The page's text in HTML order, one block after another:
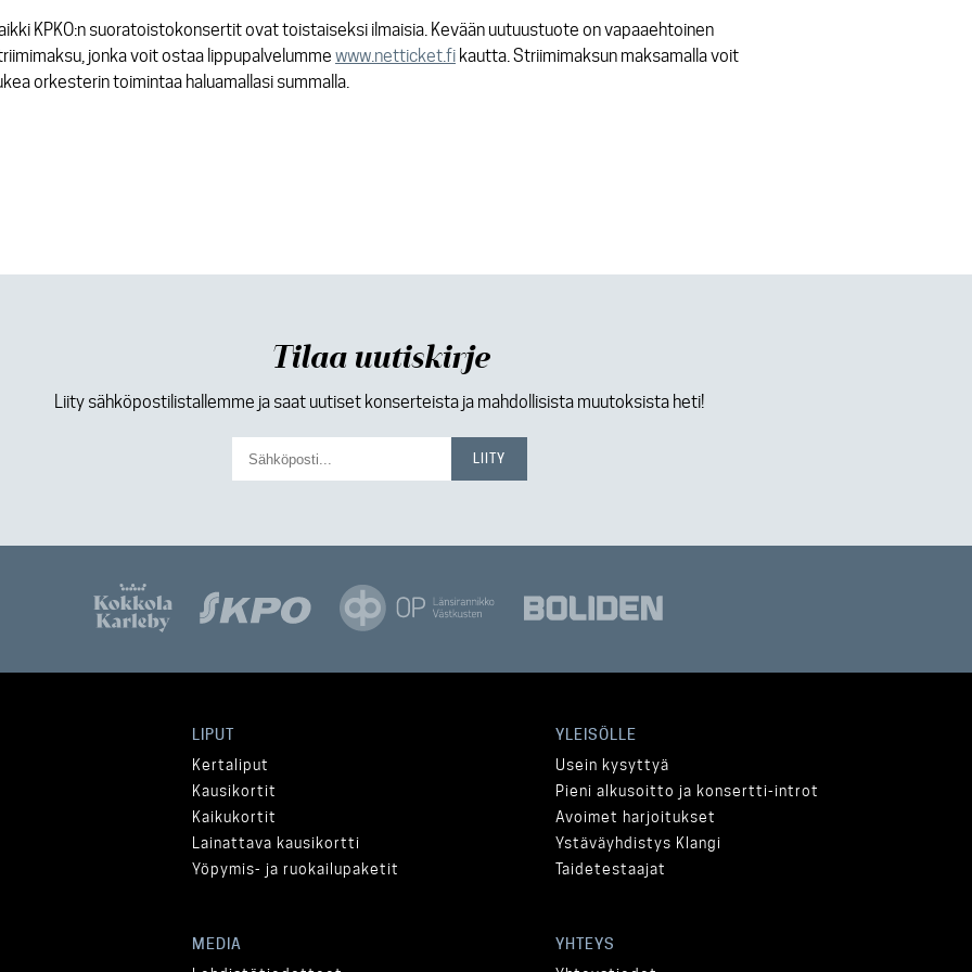
KPKO:n suoratoistokonsertit ovat toistaiseksi ilmaisia. Kevään uutuustuote on vapaaehtoinen
jonka voit ostaa lippupalvelumme www.netticket.fi kautta. Striimimaksun maksamalla voit
orkesterin toimintaa haluamallasi summalla.
Tilaa uutiskirje
Liity sähköpostilistallemme ja saat uutiset konserteista ja mahdollisista muutoksista heti!
LIPUT
Kertaliput
Kausikortit
Kaikukortit
Lainattava kausikortti
Yöpymis- ja ruokailupaketit
YLEISÖLLE
Usein kysyttyä
Pieni alkusoitto ja konsertti-introt
Avoimet harjoitukset
Ystäväyhdistys Klangi
Taidetestaajat
MEDIA
YHTEYS